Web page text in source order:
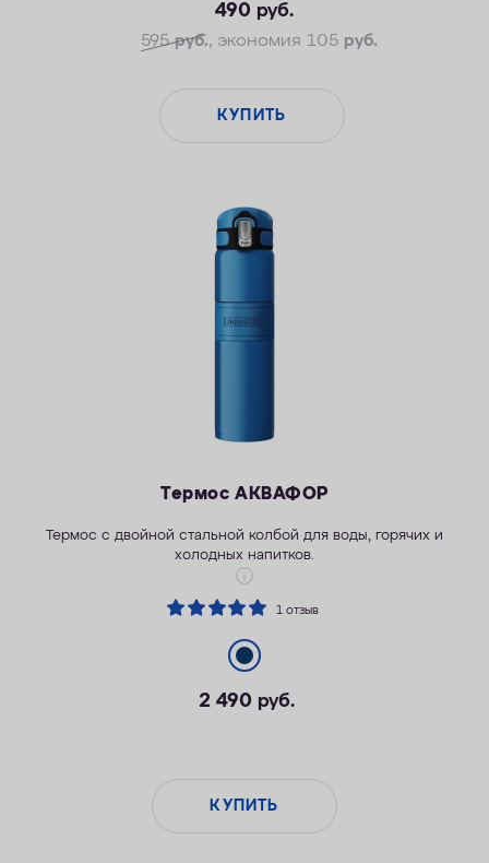
490 руб.
595руб., экономия 105 руб.
КУПИТЬ
Термос АКВАФОР
Термос с двойной стальной колбой для воды, горячих и
холодных напитков.
Эстетика активной жизни
1 отзыв
2 490 руб.
КУПИТЬ